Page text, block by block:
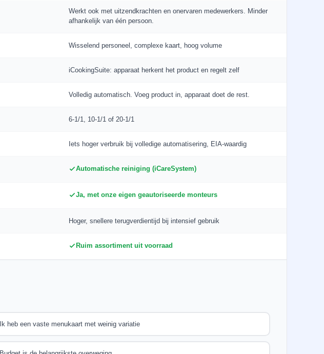
Werkt ook met uitzendkrachten en onervaren medewerkers. Minder
afhankelijk van één persoon.
Wisselend personeel, complexe kaart, hoog volume
iCookingSuite: apparaat herkent het product en regelt zelf
Volledig automatisch. Voeg product in, apparaat doet de rest.
6-1/1, 10-1/1 of 20-1/1
Iets hoger verbruik bij volledige automatisering, EIA-waardig
Automatische reiniging (iCareSystem)
Ja, met onze eigen geautoriseerde monteurs
Hoger, snellere terugverdientijd bij intensief gebruik
Ruim assortiment uit voorraad
Ik heb een vaste menukaart met weinig variatie